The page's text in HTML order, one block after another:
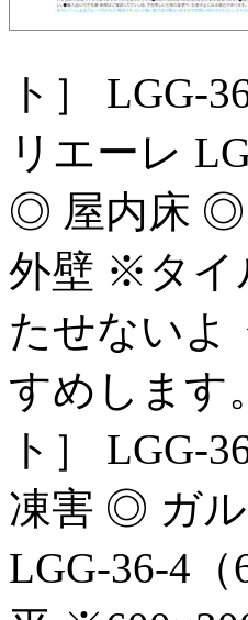
ト］ LGG-
リエーレ
◎ 屋内床 ◎
外壁 ※タイ
たせないよ
すめします
ト］ LGG-
凍害 ◎ ガル
LGG-36-4